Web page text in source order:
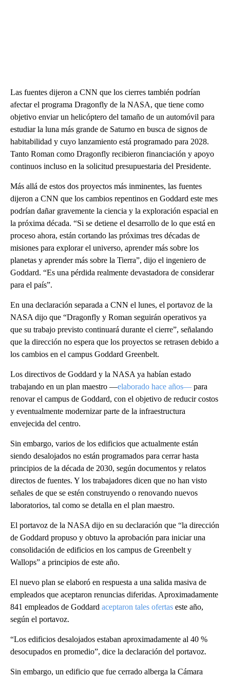
Las fuentes dijeron a CNN que los cierres también podrían
afectar el programa Dragonfly de la NASA, que tiene como
objetivo enviar un helicóptero del tamaño de un automóvil para
estudiar la luna más grande de Saturno en busca de signos de
habitabilidad y cuyo lanzamiento está programado para 2028.
Tanto Roman como Dragonfly recibieron financiación y apoyo
continuos incluso en la solicitud presupuestaria del Presidente.
Más allá de estos dos proyectos más inminentes, las fuentes
dijeron a CNN que los cambios repentinos en Goddard este mes
podrían dañar gravemente la ciencia y la exploración espacial en
la próxima década. “Si se detiene el desarrollo de lo que está en
proceso ahora, están cortando las próximas tres décadas de
misiones para explorar el universo, aprender más sobre los
planetas y aprender más sobre la Tierra”, dijo el ingeniero de
Goddard. “Es una pérdida realmente devastadora de considerar
para el país”.
En una declaración separada a CNN el lunes, el portavoz de la
NASA dijo que “Dragonfly y Roman seguirán operativos ya
que su trabajo previsto continuará durante el cierre”, señalando
que la dirección no espera que los proyectos se retrasen debido a
los cambios en el campus Goddard Greenbelt.
Los directivos de Goddard y la NASA ya habían estado
trabajando en un plan maestro —elaborado hace años— para
renovar el campus de Goddard, con el objetivo de reducir costos
y eventualmente modernizar parte de la infraestructura
envejecida del centro.
Sin embargo, varios de los edificios que actualmente están
siendo desalojados no están programados para cerrar hasta
principios de la década de 2030, según documentos y relatos
directos de fuentes. Y los trabajadores dicen que no han visto
señales de que se estén construyendo o renovando nuevos
laboratorios, tal como se detalla en el plan maestro.
El portavoz de la NASA dijo en su declaración que “la dirección
de Goddard propuso y obtuvo la aprobación para iniciar una
consolidación de edificios en los campus de Greenbelt y
Wallops” a principios de este año.
El nuevo plan se elaboró en respuesta a una salida masiva de
empleados que aceptaron renuncias diferidas. Aproximadamente
841 empleados de Goddard aceptaron tales ofertas este año,
según el portavoz.
“Los edificios desalojados estaban aproximadamente al 40 %
desocupados en promedio”, dice la declaración del portavoz.
Sin embargo, un edificio que fue cerrado alberga la Cámara